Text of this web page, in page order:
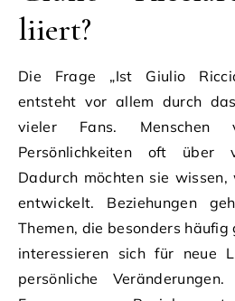
liiert?
Die Frage „Ist Giulio
entsteht vor allem durch
vieler Fans. Menschen
Persönlichkeiten oft über
Dadurch möchten sie
entwickelt. Beziehungen
Themen, die besonders
interessieren sich für neue
persönliche